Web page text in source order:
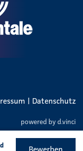
Bewerben
| Datenschutz
powered byd.vinci